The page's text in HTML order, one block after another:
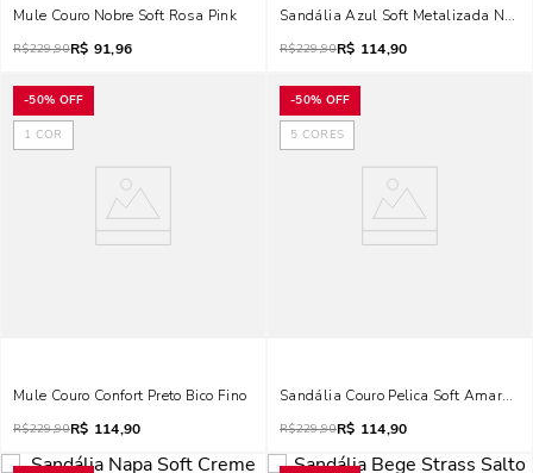
Mule Couro Nobre Soft Rosa Pink
R$229,90R$ 91,96
Sandália Azul Soft Metalizada Nó
R$229,90R$ 114,90
-50% OFF
1 COR
Mule Couro Confort Preto Bico Fino
R$229,90R$ 114,90
-50% OFF
5 CORES
Sandália Couro Pelica Soft Amarelo
R$229,90R$ 114,90